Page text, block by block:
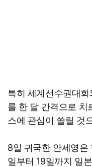
특히 세계선수권대
를 한 달 간격으로 치
스에 관심이 쏠릴 것
8일 귀국한 안세영은
일부터 19일까지 일